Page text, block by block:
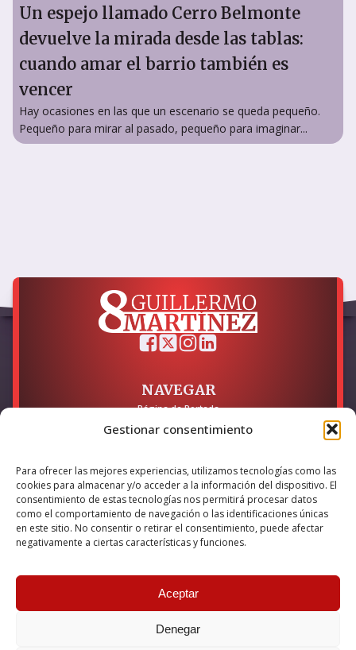
Gestionar consentimiento
Para ofrecer las mejores experiencias, utilizamos tecnologías como las
cookies para almacenar y/o acceder a la información del dispositivo. El
consentimiento de estas tecnologías nos permitirá procesar datos
como el comportamiento de navegación o las identificaciones únicas
en este sitio. No consentir o retirar el consentimiento, puede afectar
negativamente a ciertas características y funciones.
Aceptar
Denegar
Un espejo llamado Cerro Belmonte
devuelve la mirada desde las tablas:
cuando amar el barrio también es
vencer
Hay ocasiones en las que un escenario se queda pequeño.
Pequeño para mirar al pasado, pequeño para imaginar...
NAVEGAR
Página de Portada
LEGAL
Política de Privacidad
Política de Cookies
Accesibilidad
Esta empresa ha sido beneficiaria del bono Kit Digital y lo ha
internet, financiado por la Unión Europea – NextGeneration EU
© 2026 Guillermo Martínez | Todos los derechos reservados |